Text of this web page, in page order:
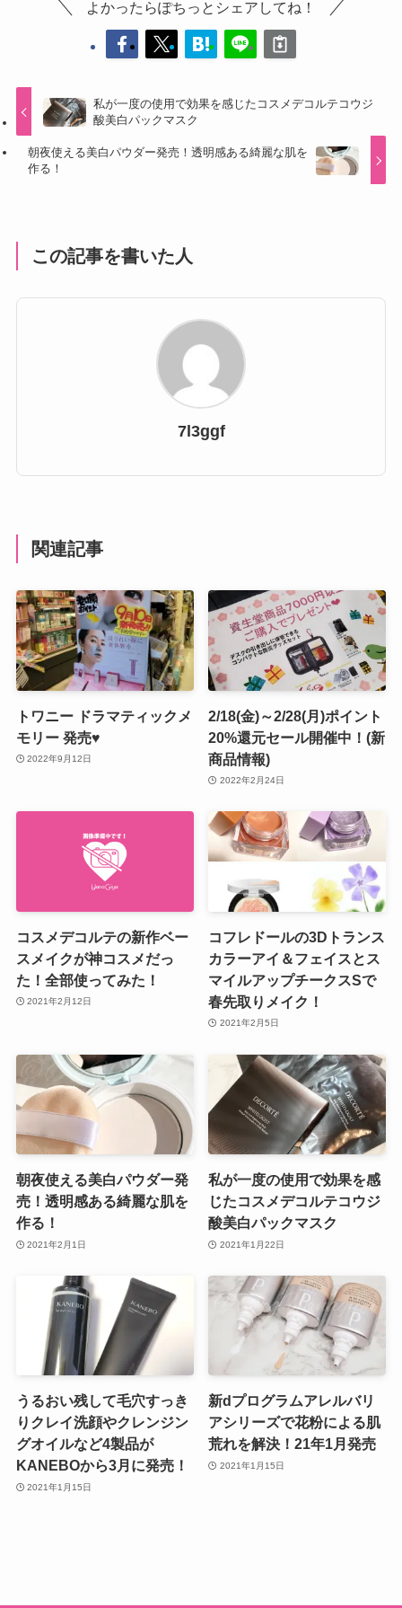
よかったらぽちっとシェアしてね！
私が一度の使用で効果を感じたコスメデコルテコウジ
酸美白パックマスク
朝夜使える美白パウダー発売！透明感ある綺麗な肌を
作る！
この記事を書いた人
7l3ggf
関連記事
トワニー ドラマティックメ
モリー 発売♥
2022年9月12日
2/18(金)～2/28(月)ポイント
20%還元セール開催中！(新
商品情報)
2022年2月24日
コスメデコルテの新作ベー
スメイクが神コスメだっ
た！全部使ってみた！
2021年2月12日
コフレドールの3Dトランス
カラーアイ＆フェイスとス
マイルアップチークスSで
春先取りメイク！
2021年2月5日
朝夜使える美白パウダー発
売！透明感ある綺麗な肌を
作る！
2021年2月1日
私が一度の使用で効果を感
じたコスメデコルテコウジ
酸美白パックマスク
2021年1月22日
うるおい残して毛穴すっき
りクレイ洗顔やクレンジン
グオイルなど4製品が
KANEBOから3月に発売！
2021年1月15日
新dプログラムアレルバリ
アシリーズで花粉による肌
荒れを解決！21年1月発売
2021年1月15日